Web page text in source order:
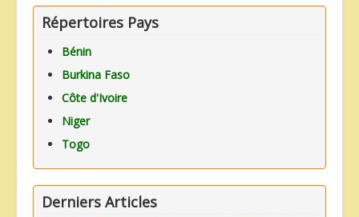
Répertoires Pays
Bénin
Burkina Faso
Côte d'Ivoire
Niger
Togo
Derniers Articles